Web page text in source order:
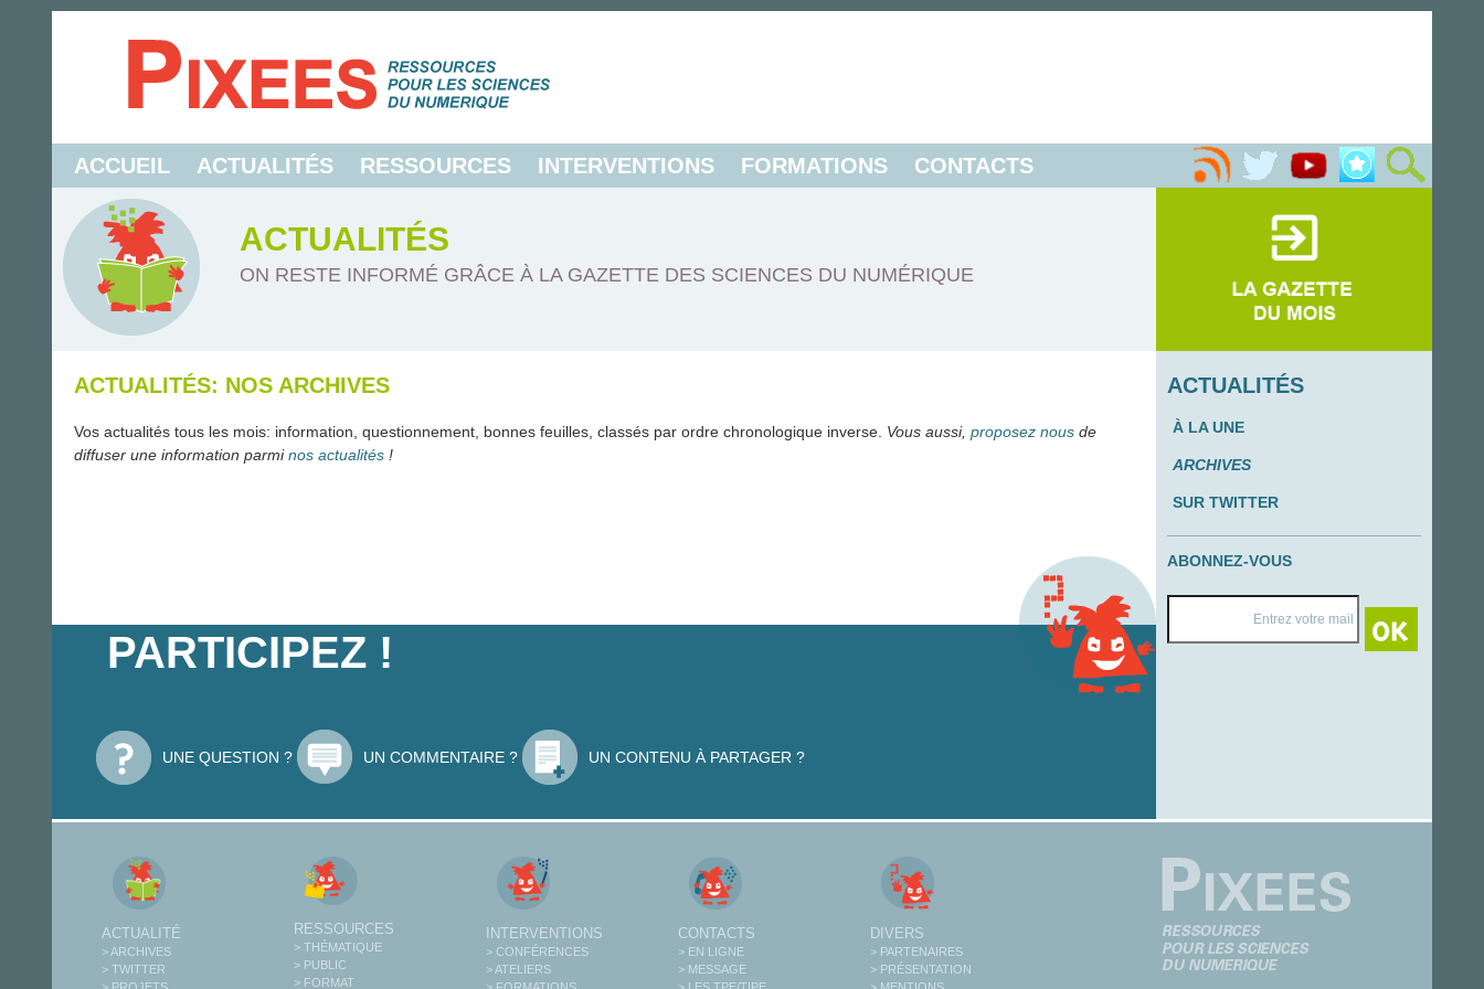
ACCUEIL ACTUALITÉS RESSOURCES INTERVENTIONS FORMATIONS CONTACTS
ACTUALITÉS
ON RESTE INFORMÉ GRÂCE À LA GAZETTE DES SCIENCES DU NUMÉRIQUE
ACTUALITÉS: NOS ARCHIVES
Vos actualités tous les mois: information, questionnement, bonnes feuilles, classés par ordre chronologique inverse. Vous aussi, proposez nous de
diffuser une information parminos actualités !
PARTICIPEZ !
UNE QUESTION ? UN COMMENTAIRE ? UN CONTENU À PARTAGER ?
ACTUALITÉS
À LA UNE
ARCHIVES
SUR TWITTER
ABONNEZ-VOUS
ACTUALITÉ
> ARCHIVES
> TWITTER
RESSOURCES
> THÉMATIQUE
> PUBLIC
> FORMAT
INTERVENTIONS
> CONFÉRENCES
> ATELIERS
CONTACTS
> EN LIGNE
> MESSAGE
DIVERS
> PARTENAIRES
> PRÉSENTATION